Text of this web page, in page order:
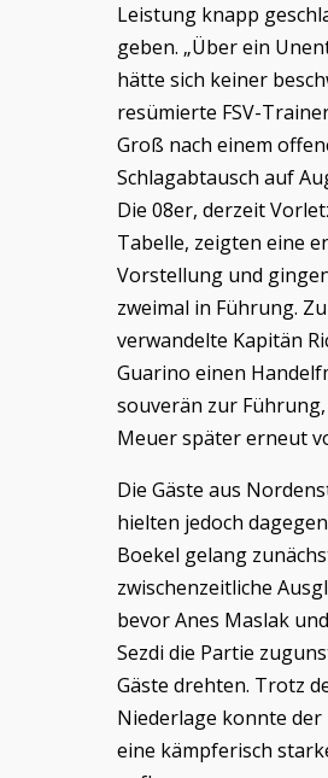
Leistung knapp
geben. „Über ein
hätte sich keiner
resümierte FSV-
Groß nach einem
Schlagabtausch auf
Die 08er, derzeit
Tabelle, zeigten eine
Vorstellung und
zweimal in Führung.
verwandelte Kapitän
Guarino einen
souverän zur Führung,
Meuer später erneut
Die Gäste aus
hielten jedoch
Boekel gelang
zwischenzeitliche
bevor Anes Maslak
Sezdi die Partie
Gäste drehten. Trotz
Niederlage konnte der
eine kämpferisch